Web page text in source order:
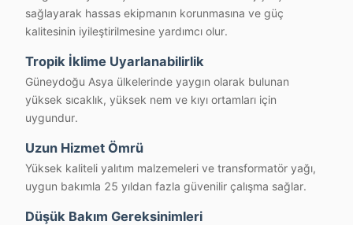
sağlayarak hassas ekipmanın korunmasına ve güç
kalitesinin iyileştirilmesine yardımcı olur.
Tropik İklime Uyarlanabilirlik
Güneydoğu Asya ülkelerinde yaygın olarak bulunan
yüksek sıcaklık, yüksek nem ve kıyı ortamları için
uygundur.
Uzun Hizmet Ömrü
Yüksek kaliteli yalıtım malzemeleri ve transformatör yağı,
uygun bakımla 25 yıldan fazla güvenilir çalışma sağlar.
Düşük Bakım Gereksinimleri